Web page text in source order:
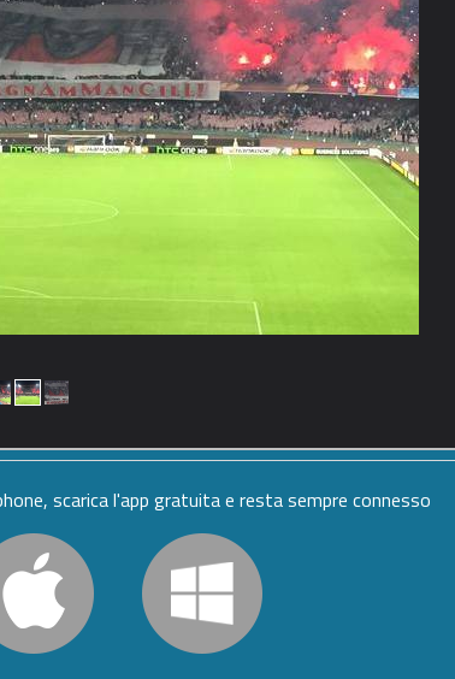
scarica l'app gratuita e resta sempre connesso